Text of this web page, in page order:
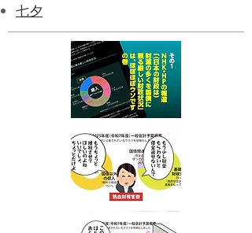
​七夕